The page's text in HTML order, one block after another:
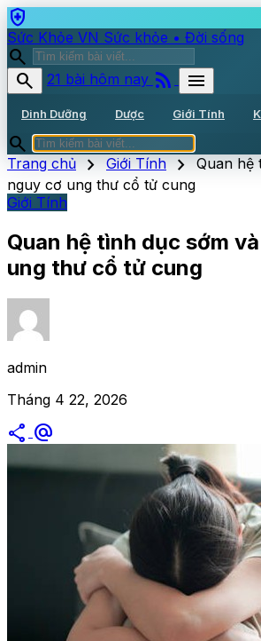
health_and_safety
Sức Khỏe VN Sức khỏe • Đời sống
search
search
21 bài hôm nay rss_feed menu
Dinh Dưỡng Dược Giới Tính
search
Trang chủ chevron_right Giới Tính chevron_right Quan hệ
nguy cơ ung thư cổ tử cung
Giới Tính
Quan hệ tình dục sớm
ung thư cổ tử cung
admin
Tháng 4 22, 2026
share alternate_email